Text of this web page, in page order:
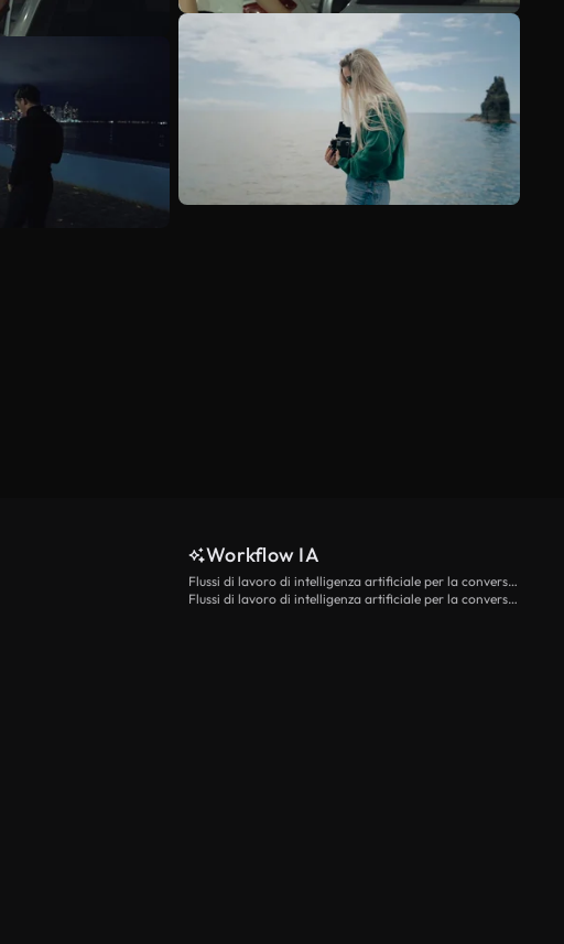
Workflow IA
Flussi di lavoro di intelligenza artificiale per la conversione da testo a video
Flussi di lavoro di intelligenza artificiale per la conversione di immagini in video